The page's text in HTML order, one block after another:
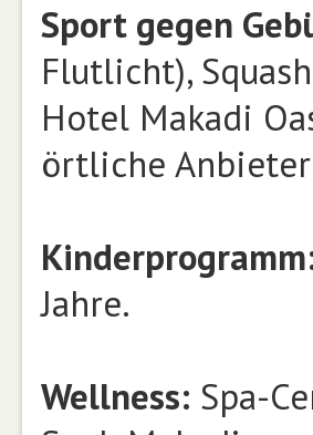
Sport gegen
Flutlicht),
Hotel Makadi
örtliche
Jahre.
Wellness: Spa-